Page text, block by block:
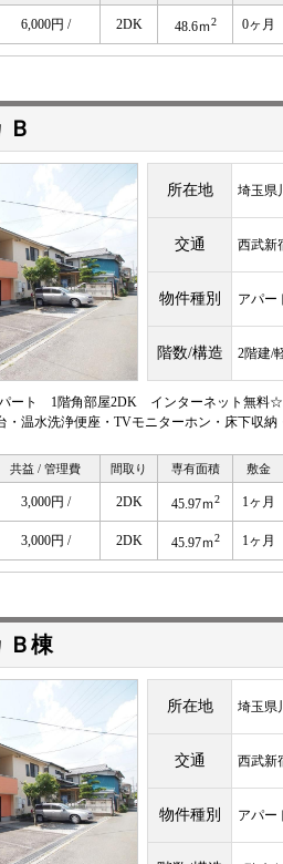
6,000円 / 2DK 48.6ｍ2 0ヶ月
Ｂ
所在地 埼玉県
交通 西武
物件種別 アパー
階数/構造 2階建/
ート 1階角部屋2DK インターネット無料☆
・温水洗浄便座・TVモニターホン・床下収納
共益 / 管理費 間取り 専有面積 敷金
3,000円 / 2DK 45.97ｍ2 1ヶ月
3,000円 / 2DK 45.97ｍ2 1ヶ月
Ｂ棟
所在地 埼玉県
交通 西武
物件種別 アパー